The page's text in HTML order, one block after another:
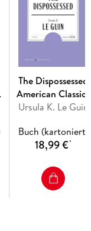
The Dispossessed
American Classics
Edition
Ursula K. Le Guin
Buch (kartoniert)
18,99 €*